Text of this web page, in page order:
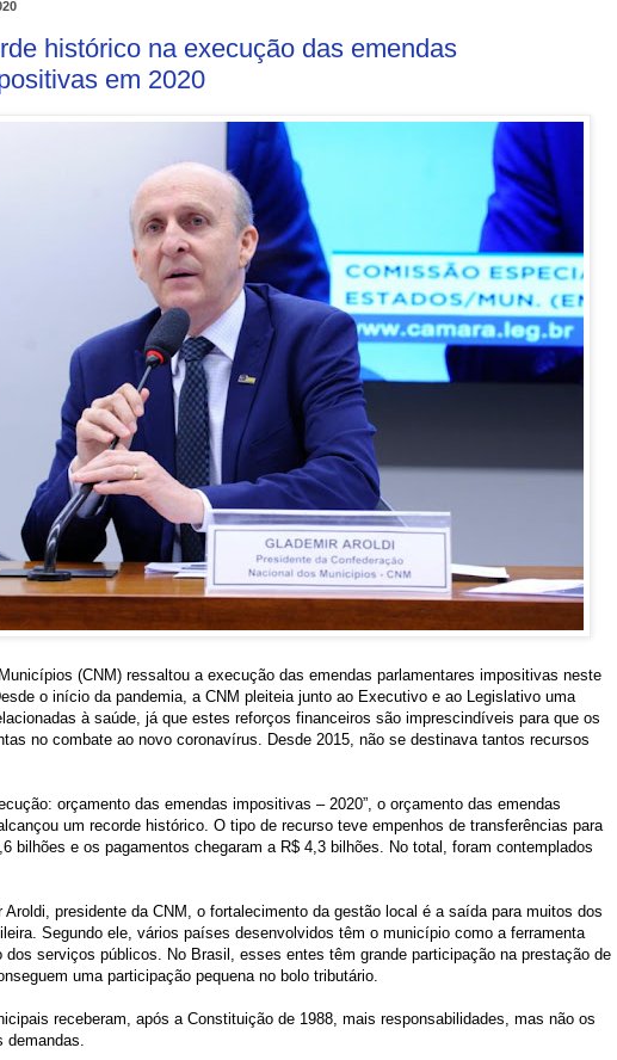
histórico na execução das emendas
em 2020
(CNM) ressaltou a execução das emendas parlamentares impositivas neste
o início da pandemia, a CNM pleiteia junto ao Executivo e ao Legislativo uma
à saúde, já que estes reforços financeiros são imprescindíveis para que os
no combate ao novo coronavírus. Desde 2015, não se destinava tantos recursos
orçamento das emendas impositivas – 2020”, o orçamento das emendas
um recorde histórico. O tipo de recurso teve empenhos de transferências para
bilhões e os pagamentos chegaram a R$ 4,3 bilhões. No total, foram contemplados
Aroldi, presidente da CNM, o fortalecimento da gestão local é a saída para muitos dos
Segundo ele, vários países desenvolvidos têm o município como a ferramenta
dos serviços públicos. No Brasil, esses entes têm grande participação na prestação de
uma participação pequena no bolo tributário.
receberam, após a Constituição de 1988, mais responsabilidades, mas não os
demandas.